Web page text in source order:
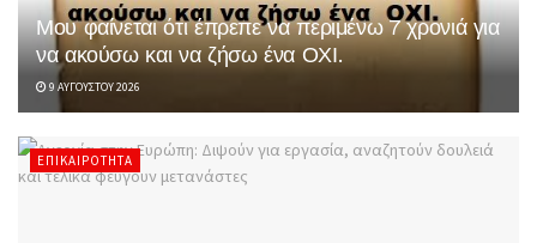
Μου φαίνεται ότι έπρεπε να περιμένω 7 χρονιά για
να ακούσω και να ζήσω ένα ΟΧΙ.
9 ΑΥΓΟΎΣΤΟΥ 2026
ΕΠΙΚΑΙΡΌΤΗΤΑ